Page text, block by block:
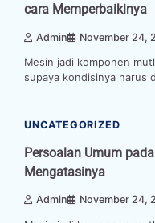
cara Memperbaikinya
Admin November 24,
Mesin jadi komponen
supaya kondisinya harus
UNCATEGORIZED
Persoalan Umum
Mengatasinya
Admin November 24,